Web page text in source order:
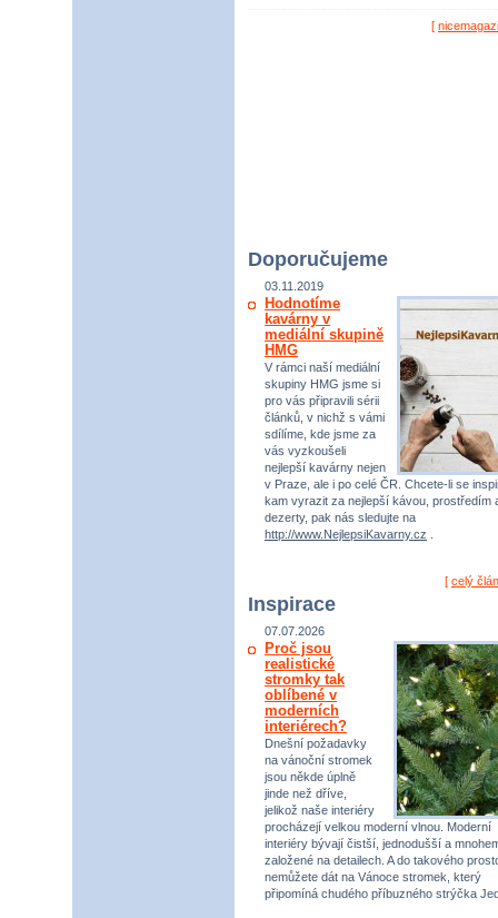
[
Doporučujeme
03.11.2019
Hodnotíme
kavárny v
mediální skupině
HMG
V rámci naší mediální
skupiny HMG jsme si
pro vás připravili sérii
článků, v nichž s vámi
sdílíme, kde jsme za
vás vyzkoušeli
nejlepší kavárny nejen
v Praze, ale i po celé ČR. Chcete-li se
kam vyrazit za nejlepší kávou, prostředím
dezerty, pak nás sledujte na
http://www.NejlepsiKavarny.cz
[ celý
Inspirace
07.07.2026
Proč jsou
realistické
stromky tak
oblíbené v
moderních
interiérech?
Dnešní požadavky
na vánoční stromek
jsou někde úplně
jinde než dříve,
jelikož naše interiéry
procházejí velkou moderní vlnou. Moderní
interiéry bývají čistší, jednodušší a
založené na detailech. A do takového
nemůžete dát na Vánoce stromek, který
připomíná chudého příbuzného strýčka